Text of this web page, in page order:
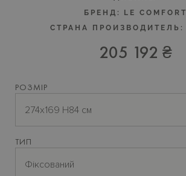
БРЕНД:
LE COMFORT
СТРАНА ПРОИЗВОДИТЕЛЬ:
205 192 ₴
РОЗМІР
274x169 H84 см
ТИП
Фіксований